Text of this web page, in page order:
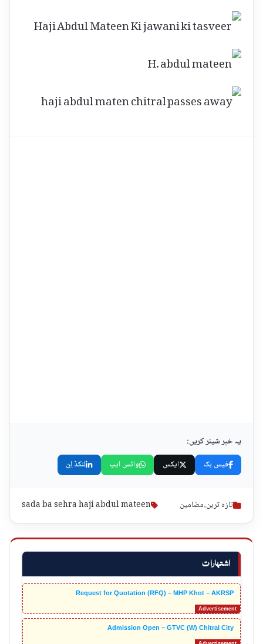
اشتہارات
Request for Quotation (RFQ) – MHP Khot – AKRSP
Admission Open – GTVC (W) Chitral City
یہ خبر شیئر کریں:
فیس بک ایکس واٹس ایپ لنکڈ اِن
تازہ ترین,مضامین sada ba sehra haji abdul mateen